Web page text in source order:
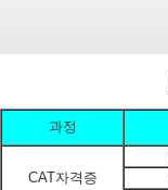
과정
CAT자격증